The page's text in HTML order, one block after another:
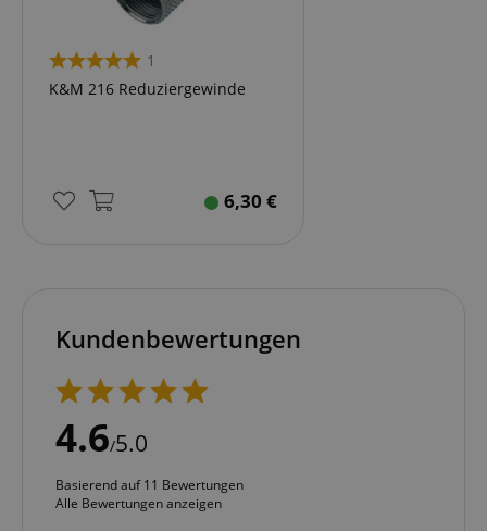
1
K&M 216 Reduziergewinde
6,30 €
Kundenbewertungen
4.6/5.0
Basierend auf 11 Bewertungen
Alle Bewertungen anzeigen